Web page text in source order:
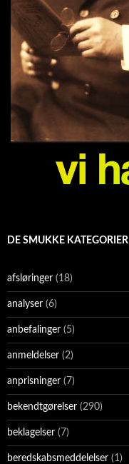
DE SMUKKE KATEGORIER
afsløringer (18)
analyser (6)
anbefalinger (5)
anmeldelser (2)
anprisninger (7)
bekendtgørelser (290)
beklagelser (7)
beredskabsmeddelelser (1)